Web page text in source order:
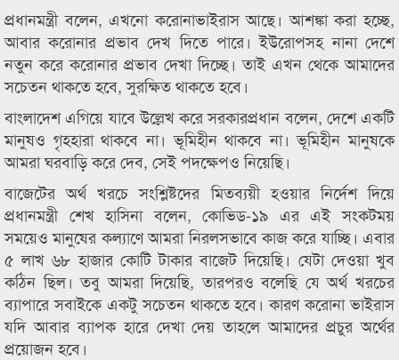
প্রধানমন্ত্রী বলেন, এখনো করোনাভাইরাস আছে। আশঙ্কা করা হচ্ছে,
আবার করোনার প্রভাব দেখ দিতে পারে। ইউরোপসহ নানা দেশে
নতুন করে করোনার প্রভাব দেখা দিচ্ছে। তাই এখন থেকে আমাদের
সচেতন থাকতে হবে, সুরক্ষিত থাকতে হবে।
বাংলাদেশ এগিয়ে যাবে উল্লেখ করে সরকারপ্রধান বলেন, দেশে একটি
মানুষও গৃহহারা থাকবে না। ভূমিহীন থাকবে না। ভূমিহীন মানুষকে
আমরা ঘরবাড়ি করে দেব, সেই পদক্ষেপও নিয়েছি।
বাজেটের অর্থ খরচে সংশ্লিষ্টদের মিতব্যয়ী হওয়ার নির্দেশ দিয়ে
প্রধানমন্ত্রী শেখ হাসিনা বলেন, কোভিড-১৯ এর এই সংকটময়
সময়েও মানুষের কল্যাণে আমরা নিরলসভাবে কাজ করে যাচ্ছি। এবার
৫ লাখ ৬৮ হাজার কোটি টাকার বাজেট দিয়েছি। যেটা দেওয়া খুব
কঠিন ছিল। তবু আমরা দিয়েছি, তারপরও বলেছি যে অর্থ খরচের
ব্যাপারে সবাইকে একটু সচেতন থাকতে হবে। কারণ করোনা ভাইরাস
যদি আবার ব্যাপক হারে দেখা দেয় তাহলে আমাদের প্রচুর অর্থের
প্রয়োজন হবে।